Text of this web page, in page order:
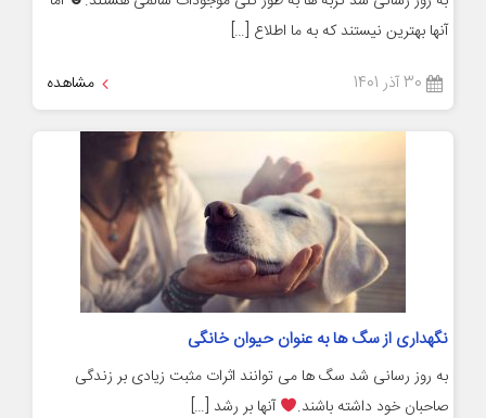
آنها بهترین نیستند که به ما اطلاع […]
مشاهده
نگهداری از سگ ها به عنوان حیوان خانگی
به روز رسانی شد سگ ها می توانند اثرات مثبت زیادی بر زندگی
صاحبان خود داشته باشند.
آنها بر رشد […]